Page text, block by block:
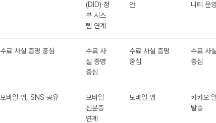
(DID)·정
부 시스
템 연계
안
니티 운영
수료 사실 증명 중심
수료 사
실 증명
중심
수료 사실 증명
중심
수료 사
중심
모바일 앱, SNS 공유
모바일
신분증
연계
모바일 앱
카카오
발송